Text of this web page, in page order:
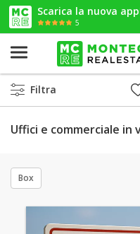
Scarica la nuova
5
Filtra
Uffici e commerciale in
Box